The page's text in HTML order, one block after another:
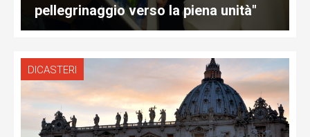
pellegrinaggio verso la piena unità"
DICASTERI